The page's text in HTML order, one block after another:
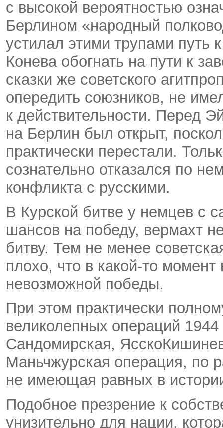
с высокой вероятностью
Берлином «народный
устилал этими трупами
Конева обогнать на пути к
сказки же советского
опередить союзников, не
к действительности. Перед
на Берлин был открыт,
практически перестали.
сознательно отказался по
конфликта с русскими.
В Курской битве у немцев с
шансов на победу, вермахт
битву. Тем не менее
плохо, что в какой-то
невозможной победы.
При этом практически
великолепных операций
Сандомирская,
Маньчжурская операция, по
не имеющая равных в
Подобное презрение к
унизительно для нации,